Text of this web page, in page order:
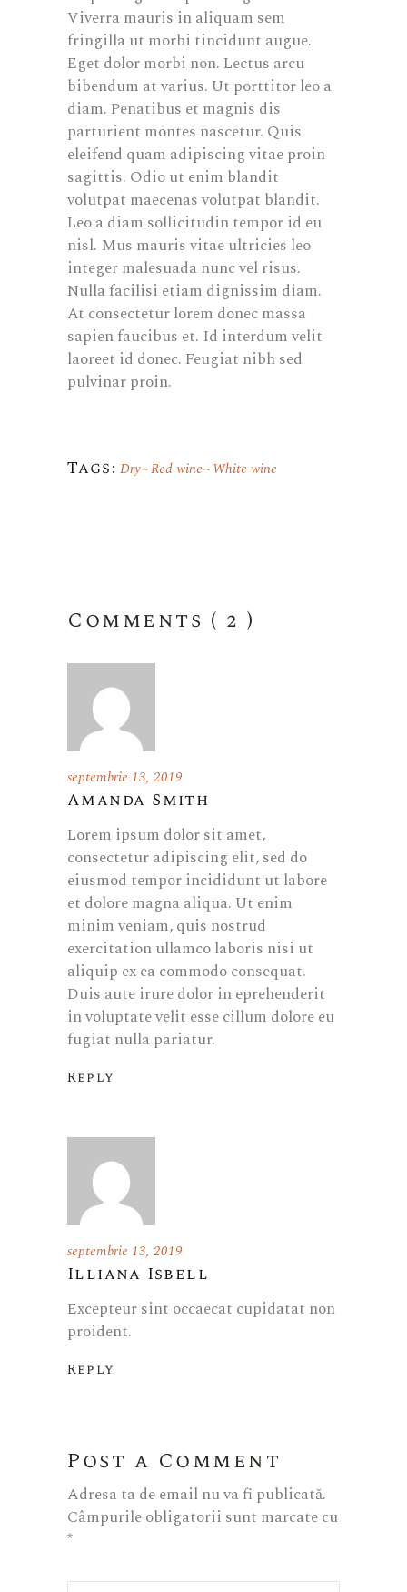
Viverra mauris in aliquam sem
fringilla ut morbi tincidunt augue.
Eget dolor morbi non. Lectus arcu
bibendum at varius. Ut porttitor leo a
diam. Penatibus et magnis dis
parturient montes nascetur. Quis
eleifend quam adipiscing vitae proin
sagittis. Odio ut enim blandit
volutpat maecenas volutpat blandit.
Leo a diam sollicitudin tempor id eu
nisl. Mus mauris vitae ultricies leo
integer malesuada nunc vel risus.
Nulla facilisi etiam dignissim diam.
At consectetur lorem donec massa
sapien faucibus et. Id interdum velit
laoreet id donec. Feugiat nibh sed
pulvinar proin.
Tags: Dry Red wine White wine
Comments ( 2 )
septembrie 13, 2019
Amanda Smith
Lorem ipsum dolor sit amet,
consectetur adipiscing elit, sed do
eiusmod tempor incididunt ut labore
et dolore magna aliqua. Ut enim
minim veniam, quis nostrud
exercitation ullamco laboris nisi ut
aliquip ex ea commodo consequat.
Duis aute irure dolor in eprehenderit
in voluptate velit esse cillum dolore eu
fugiat nulla pariatur.
Reply
septembrie 13, 2019
Illiana Isbell
Excepteur sint occaecat cupidatat non
proident.
Reply
Post a Comment
Adresa ta de email nu va fi publicată.
Câmpurile obligatorii sunt marcate cu
*